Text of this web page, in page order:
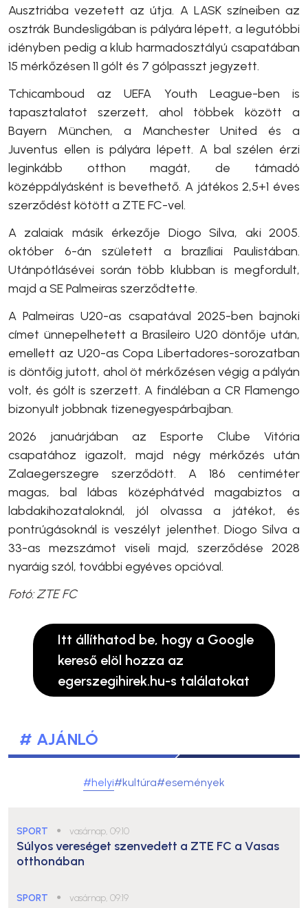
Ausztriába vezetett az útja. A LASK színeiben az
osztrák Bundesligában is pályára lépett, a legutóbbi
idényben pedig a klub harmadosztályú csapatában
15 mérkőzésen 11 gólt és 7 gólpasszt jegyzett.
Tchicamboud az UEFA Youth League-ben is
tapasztalatot szerzett, ahol többek között a
Bayern München, a Manchester United és a
Juventus ellen is pályára lépett. A bal szélen érzi
leginkább otthon magát, de támadó
középpályásként is bevethető. A játékos 2,5+1 éves
szerződést kötött a ZTE FC-vel.
A zalaiak másik érkezője Diogo Silva, aki 2005.
október 6-án született a brazíliai Paulistában.
Utánpótlásévei során több klubban is megfordult,
majd a SE Palmeiras szerződtette.
A Palmeiras U20-as csapatával 2025-ben bajnoki
címet ünnepelhetett a Brasileiro U20 döntője után,
emellett az U20-as Copa Libertadores-sorozatban
is döntőig jutott, ahol öt mérkőzésen végig a pályán
volt, és gólt is szerzett. A fináléban a CR Flamengo
bizonyult jobbnak tizenegyespárbajban.
2026 januárjában az Esporte Clube Vitória
csapatához igazolt, majd négy mérkőzés után
Zalaegerszegre szerződött. A 186 centiméter
magas, bal lábas középhátvéd magabiztos a
labdakihozataloknál, jól olvassa a játékot, és
pontrúgásoknál is veszélyt jelenthet. Diogo Silva a
33-as mezszámot viseli majd, szerződése 2028
nyaráig szól, további egyéves opcióval.
Fotó: ZTE FC
Itt állíthatod be, hogy a Google
kereső elöl hozza az
egerszegihirek.hu-s találatokat
# AJÁNLÓ
#helyi#kultúra#események
SPORT ● vasárnap, 09:10
Súlyos vereséget szenvedett a ZTE FC a Vasas
otthonában
SPORT ● vasárnap, 09:19